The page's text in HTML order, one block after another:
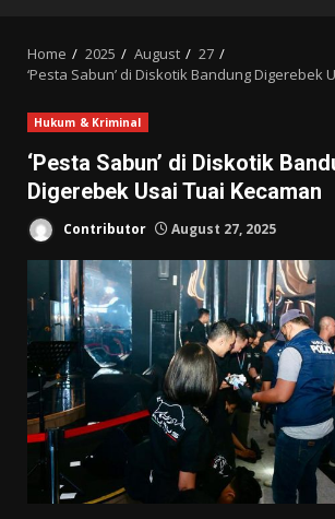
Home 2025 August
27
‘Pesta Sabun’ di Diskotik Bandung Digerebek
Hukum & Kriminal
‘Pesta Sabun’ di Diskotik
Digerebek Usai Tuai Kecaman
Contributor August 27, 2025